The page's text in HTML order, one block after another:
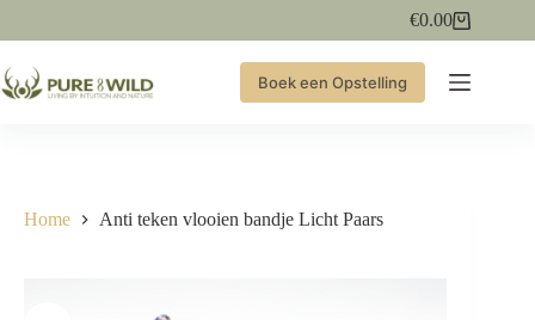
inhoud
Winkelwagen
€0.00
Boek een Opstelling
Home Anti teken vlooien bandje Licht Paars